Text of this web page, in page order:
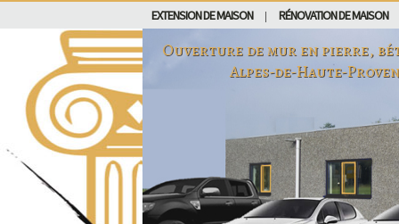
EXTENSION DE MAISON RÉNOVATION DE MAISON
Ouverture de mur en pierre,
Alpes-de-Haute-